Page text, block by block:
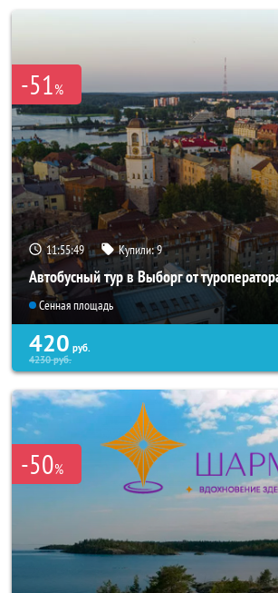
-51%
11:55:48 Купили:9
Автобусный тур в Выборг от
Сенная площадь
420 руб.
4230руб.
-50%